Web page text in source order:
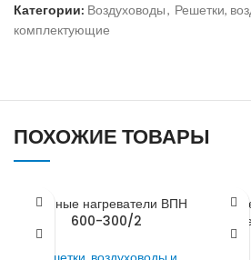
Категории: Воздуховоды, Решетки,
комплектующие
ПОХОЖИЕ ТОВАРЫ
Водяные нагреватели ВПН
600-300/2
Решетки, воздуховоды и